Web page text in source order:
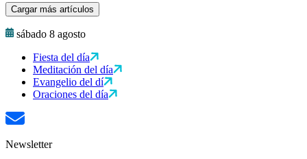
Cargar más artículos
sábado 8 agosto
Fiesta del día
Meditación del día
Evangelio del dí
Oraciones del día
Newsletter